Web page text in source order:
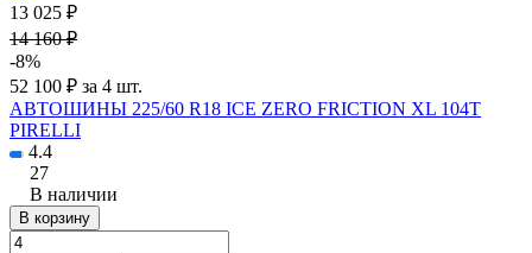
13 025 ₽
14 160 ₽
-8%
52 100 ₽ за 4 шт.
АВТОШИНЫ 225/60 R18 ICE ZERO FRICTION XL 104T
PIRELLI
4.4
27
В наличии
В корзину